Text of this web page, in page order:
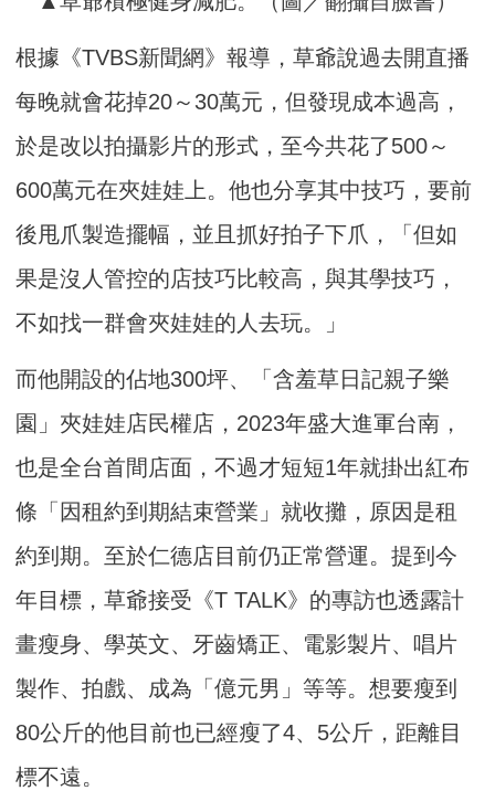
根據《TVBS新聞網》報導，草爺說過去開直播
每晚就會花掉20～30萬元，但發現成本過高，
於是改以拍攝影片的形式，至今共花了500～
600萬元在夾娃娃上。他也分享其中技巧，要前
後甩爪製造擺幅，並且抓好拍子下爪，「但如
果是沒人管控的店技巧比較高，與其學技巧，
不如找一群會夾娃娃的人去玩。」
而他開設的佔地300坪、「含羞草日記親子樂
園」夾娃娃店民權店，2023年盛大進軍台南，
也是全台首間店面，不過才短短1年就掛出紅布
條「因租約到期結束營業」就收攤，原因是租
約到期。至於仁德店目前仍正常營運。提到今
年目標，草爺接受《T TALK》的專訪也透露計
畫瘦身、學英文、牙齒矯正、電影製片、唱片
製作、拍戲、成為「億元男」等等。想要瘦到
80公斤的他目前也已經瘦了4、5公斤，距離目
標不遠。